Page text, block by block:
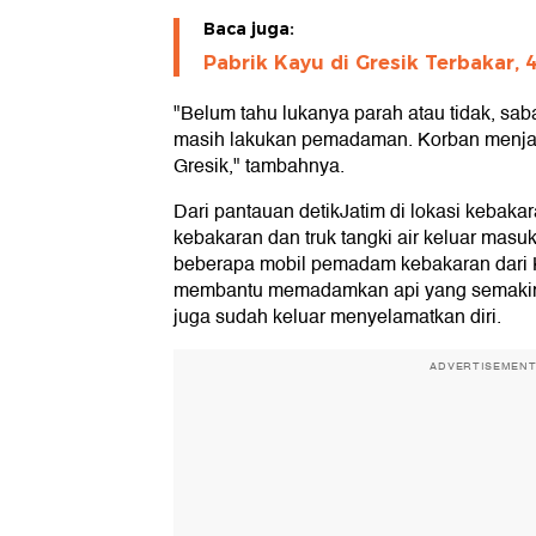
Baca juga:
Pabrik Kayu di Gresik Terbakar,
"Belum tahu lukanya parah atau tidak,
masih lakukan pemadaman. Korban
Gresik," tambahnya.
Dari pantauan detikJatim di lokasi
kebakaran dan truk tangki air keluar
beberapa mobil pemadam kebakaran
membantu memadamkan api yang
juga sudah keluar menyelamatkan diri.
ADVERTISEMENT